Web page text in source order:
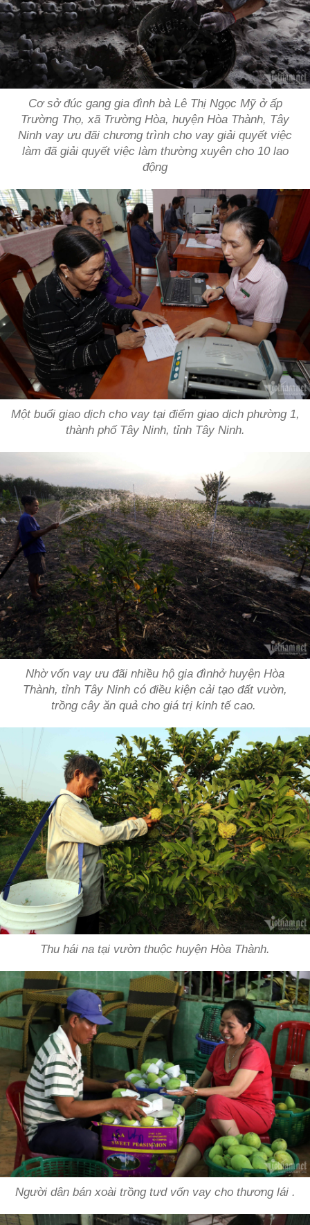
Cơ sở đúc gang gia đình bà Lê Thị Ngọc Mỹ ở ấp
Trường Thọ, xã Trường Hòa, huyện Hòa Thành, Tây
Ninh vay ưu đãi chương trình cho vay giải quyết việc
làm đã giải quyết việc làm thường xuyên cho 10 lao
động
Một buổi giao dịch cho vay tại điểm giao dịch phường 1,
thành phố Tây Ninh, tỉnh Tây Ninh.
Nhờ vốn vay ưu đãi nhiều hộ gia đìnhở huyện Hòa
Thành, tỉnh Tây Ninh có điều kiện cải tạo đất vườn,
trồng cây ăn quả cho giá trị kinh tế cao.
Thu hái na tại vườn thuộc huyện Hòa Thành.
Người dân bán xoài trồng tưd vốn vay cho thương lái .